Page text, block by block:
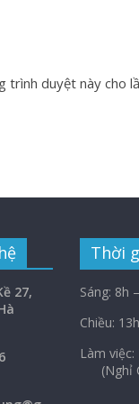
duyệt này cho
27,
Thời
Sáng: 8h
Chiều:
Làm
(Nghỉ